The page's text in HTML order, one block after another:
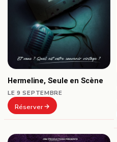
Hermeline, Seule en Scène
LE 9 SEPTEMBRE
Réserver